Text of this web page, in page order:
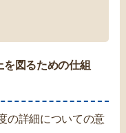
を図るための仕組
の詳細についての意